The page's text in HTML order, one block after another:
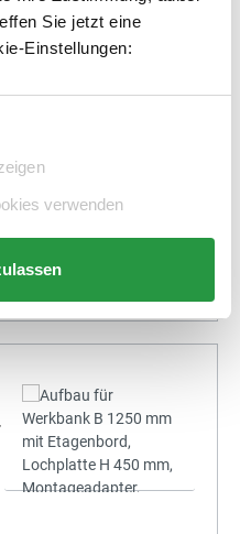
Sie jetzt eine
Einstellungen:
verwenden
%
In den Warenkorb